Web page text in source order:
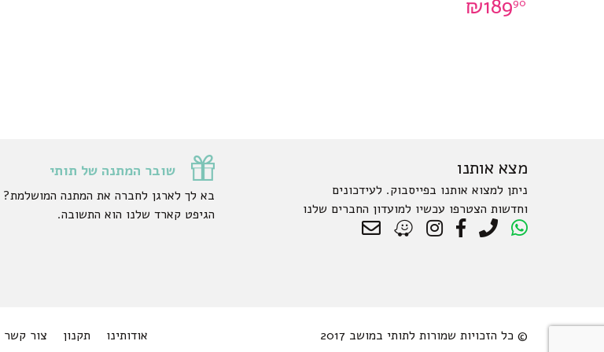
₪189
מצא אותנו
ניתן למצוא אותנו בפייסבוק. לעידכונים
וחדשות הצטרפו עכשיו למועדון החברים שלנו
שובר המתנה של תותי
בא לך לארגן לחברה את המתנה המושלמת?
הגיפט קארד שלנו הוא התשובה.
© כל הזכויות שמורות לתותי במושב 2017 אודותינו תקנון צור קשר